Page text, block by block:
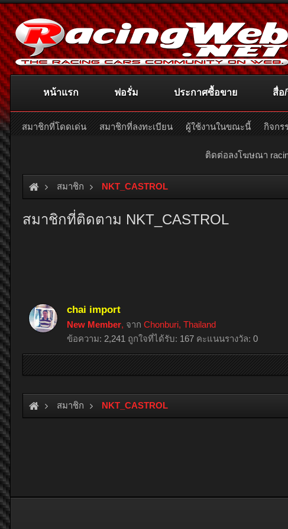
ติดต่อลงโฆษณา
สมาชิก NKT_CASTROL
สมาชิกที่ติดตาม NKT_CASTROL
chai import
New Member, จาก Chonburi, Thailand
ข้อความ: 2,241 ถูกใจที่ได้รับ: 167 คะแนนรางวัล: 0
สมาชิก NKT_CASTROL
หน้าแรก ฟอรั่ม ประกาศซื้อขาย สื่อ
สมาชิกที่โดดเด่น สมาชิกที่ลงทะเบียน ผู้ใช้งานในขณะนี้ กิจกร